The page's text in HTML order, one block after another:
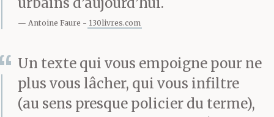
foule était si dense que
lorsque quelqu’un
s’évanouissait on faisait
passer son corps par-
dessus les têtes, porté à
Antoine Faure 130livres.com
Un texte qui vous empoigne pour ne
plus vous lâcher, qui vous infiltre
(au sens presque policier du terme),